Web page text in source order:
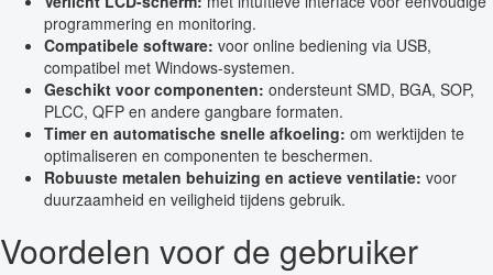
programmering en monitoring.
Compatibele software: voor online bediening via USB,
compatibel met Windows-systemen.
Geschikt voor componenten: ondersteunt SMD, BGA, SOP,
PLCC, QFP en andere gangbare formaten.
Timer en automatische snelle afkoeling: om werktijden te
optimaliseren en componenten te beschermen.
Robuuste metalen behuizing en actieve ventilatie: voor
duurzaamheid en veiligheid tijdens gebruik.
Voordelen voor de gebruiker